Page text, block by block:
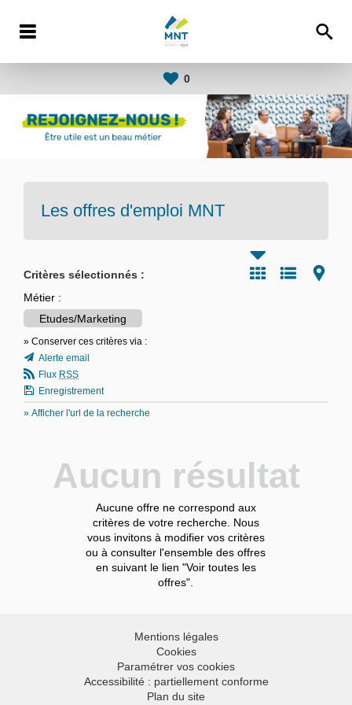
0
Les offres d'emploi MNT
Critères sélectionnés :
Métier :
Etudes/Marketing
» Conserver ces critères via :
Alerte email
Flux RSS
Enregistrement
» Afficher l'url de la recherche
Aucun résultat
Aucune offre ne correspond aux
critères de votre recherche. Nous
vous invitons à modifier vos critères
ou à consulter l'ensemble des offres
en suivant le lien "Voir toutes les
offres".
Mentions légales
Cookies
Paramétrer vos cookies
Accessibilité : partiellement conforme
Plan du site